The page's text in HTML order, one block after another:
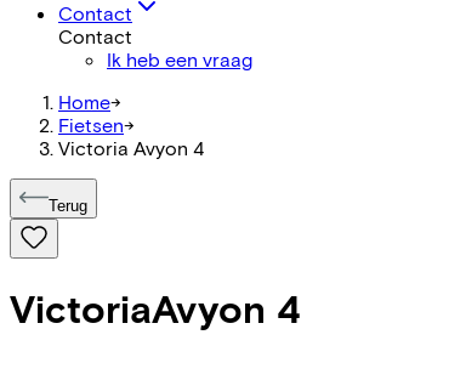
Contact
Contact
Ik heb een vraag
Home->
Fietsen->
Victoria Avyon 4
Terug
VictoriaAvyon 4